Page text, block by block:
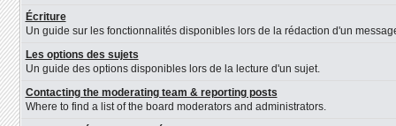
Écriture
Un guide sur les fonctionnalités disponibles lors de la rédaction d'un
Les options des sujets
Un guide des options disponibles lors de la lecture d'un sujet.
Contacting the moderating team & reporting posts
Where to find a list of the board moderators and administrators.